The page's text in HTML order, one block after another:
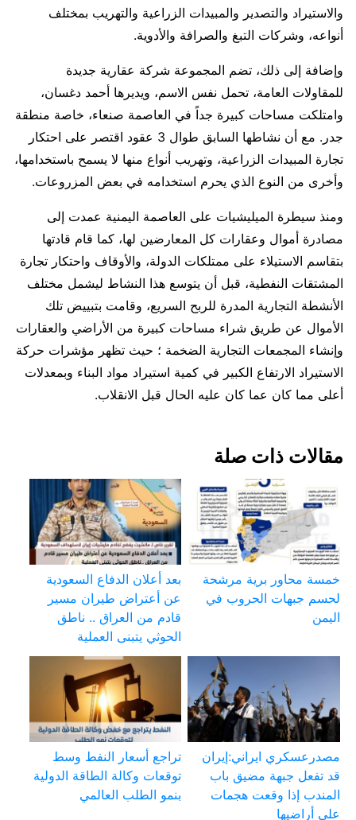
والاستيراد والتصدير والمبيدات الزراعية والتهريب بمختلف
أنواعه، وشركات التبغ والصرافة والأدوية.
وإضافة إلى ذلك، تضم المجموعة شركة عقارية جديدة
للمقاولات العامة، تحمل نفس الاسم، ويديرها أحمد دغسان،
وامتلكت مساحات كبيرة جداً في العاصمة صنعاء، خاصة منطقة
جدر. مع أن نشاطها السابق طوال 3 عقود اقتصر على احتكار
تجارة المبيدات الزراعية، وتهريب أنواع منها لا يسمح باستخدامها،
وأخرى من النوع الذي يحرم استخدامه في بعض المزروعات.
ومنذ سيطرة الميليشيات على العاصمة اليمنية عمدت إلى
مصادرة أموال وعقارات كل المعارضين لها، كما قام قادتها
بتقاسم الاستيلاء على ممتلكات الدولة، والأوقاف واحتكار تجارة
المشتقات النفطية، قبل أن يتوسع هذا النشاط ليشمل مختلف
الأنشطة التجارية المدرة للربح السريع، وقامت بتبييض تلك
الأموال عن طريق شراء مساحات كبيرة من الأراضي والعقارات
وإنشاء المجمعات التجارية الضخمة ؛ حيث تظهر مؤشرات حركة
الاستيراد الارتفاع الكبير في كمية استيراد مواد البناء وبمعدلات
أعلى مما كان عما كان عليه الحال قبل الانقلاب.
مقالات ذات صلة
خمسة محاور برية مرشحة
لحسم جبهات الحروب في
اليمن
بعد أعلان الدفاع السعودية
عن أعتراض طيران مسير
قادم من العراق .. ناطق
الحوثي يتبنى العملية
مصدرعسكري ايراني:إيران
قد تفعل جبهة مضيق باب
المندب إذا وقعت هجمات
على أراضيها
تراجع أسعار النفط وسط
توقعات وكالة الطاقة الدولية
بنمو الطلب العالمي